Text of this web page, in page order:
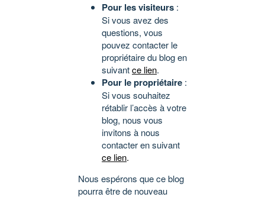
Pour les visiteurs :
Si vous avez des
questions, vous
pouvez contacter le
propriétaire du blog en
suivantce lien.
Pour le propriétaire :
Si vous souhaitez
rétablir l’accès à votre
blog, nous vous
invitons à nous
contacter en suivant
ce lien.
Nous espérons que ce blog
pourra être de nouveau